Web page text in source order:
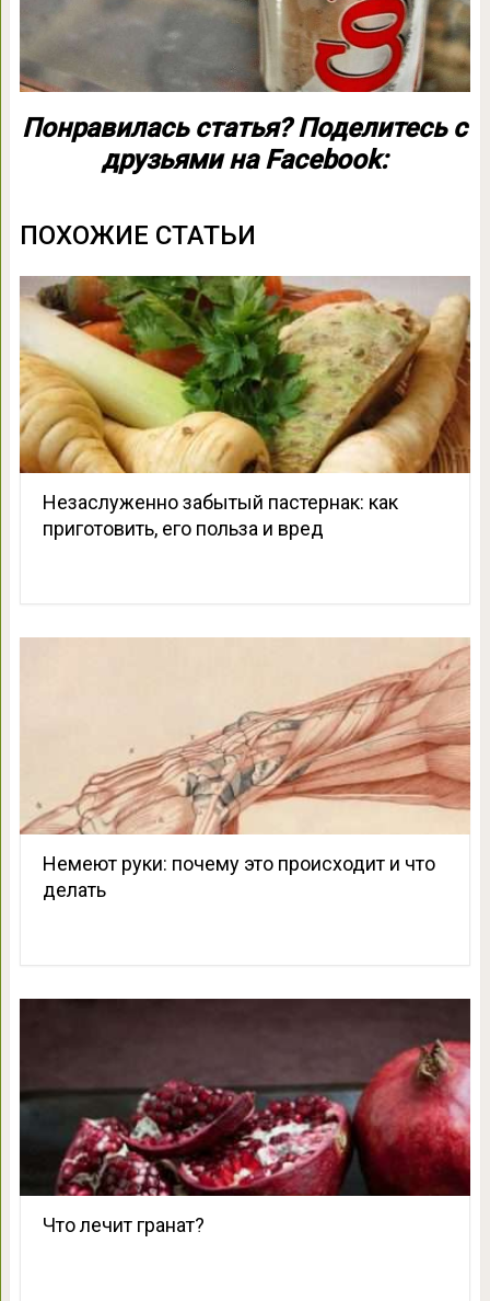
Понравилась статья? Поделитесь с
друзьями на Facebook:
ПОХОЖИЕ СТАТЬИ
Незаслуженно забытый пастернак: как
приготовить, его польза и вред
Немеют руки: почему это происходит и что
делать
Что лечит гранат?